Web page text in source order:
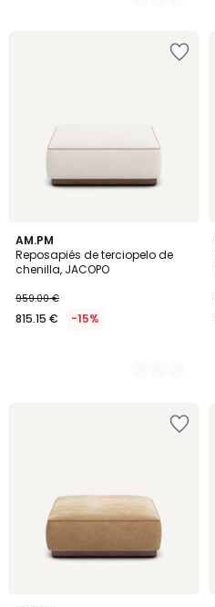
AM.PM
Reposapiés de terciopelo de
chenilla, JACOPO
959.00 €
815.15 € -15%
8
Colores